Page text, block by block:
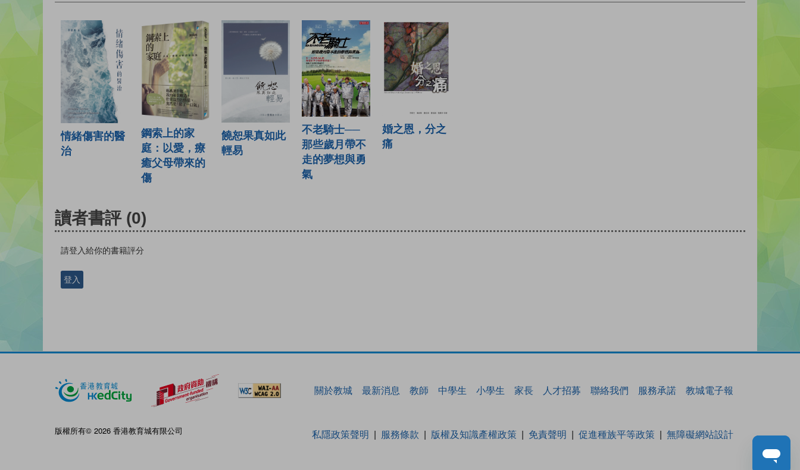
情緒傷害的醫
治
鋼索上的家
庭：以愛，療
癒父母帶來的
傷
饒恕果真如此
輕易
不老騎士──
那些歲月帶不
走的夢想與勇
氣
婚之恩，分之
痛
讀者書評 (0)
請登入給你的書籍評分
登入
關於教城 最新消息 教師 中學生 小學生 家長 人才招募 聯絡我們 服務承諾 教城電子報
版權所有© 2026 香港教育城有限公司 私隱政策聲明 服務條款 版權及知識產權政策 免責聲明 促進種族平等政策 無障礙網站設計